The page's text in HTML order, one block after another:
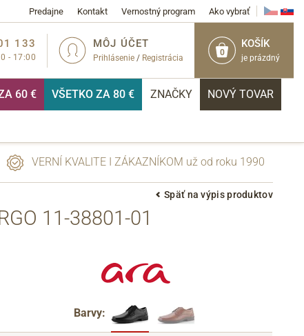
Predajne Kontakt Vernostný program Ako vybrať
0
KOŠÍK
je prázdný
MÔJ ÚČET
Prihlásenie / Registrácia
133
- 17:00
60 € VŠETKO ZA 80 € ZNAČKY NOVÝ TOVAR
VERNÍ KVALITE I ZÁKAZNÍKOM už od roku 1990
Späť na výpis produktov
11-38801-01
Barvy: